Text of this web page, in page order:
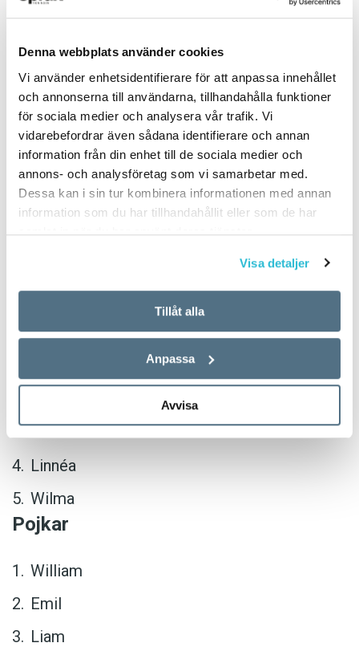
Denna webbplats använder cookies
Vi använder enhetsidentifierare för att anpassa innehållet
och annonserna till användarna, tillhandahålla funktioner
för sociala medier och analysera vår trafik. Vi
vidarebefordrar även sådana identifierare och annan
information från din enhet till de sociala medier och
annons- och analysföretag som vi samarbetar med.
Dessa kan i sin tur kombinera informationen med annan
information som du har tillhandahållit eller som de har
samlat in när du har använt deras tjänster.
Visa detaljer
Tillåt alla
Anpassa
Avvisa
OKATEGORISERADE
5 vanligaste
svenskspråkiga första
förnamnen för nyfödda
i Finland 2017
TEXT:ANDERS SVENSSON
Emma
Linnéa
Wilma
Pojkar
William
Emil
Liam